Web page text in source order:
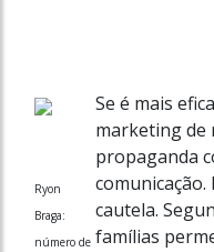
Ryon
Braga:
número de
Se é mais
marketing de
propaganda
comunicação.
cautela.
famílias